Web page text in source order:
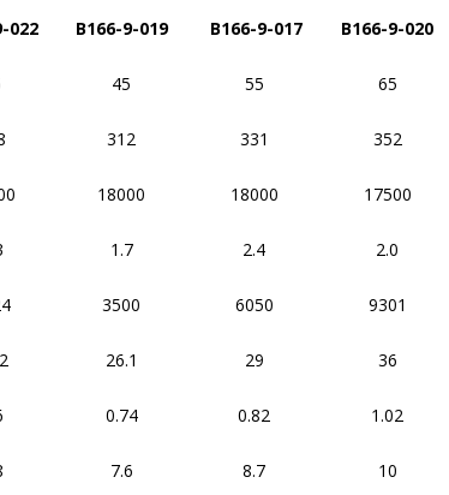
022 B166-9-019 B166-9-017 B166-9-020
45 55 65
312 331 352
18000 18000 17500
1.7 2.4 2.0
3500 6050 9301
26.1 29 36
0.74 0.82 1.02
7.6 8.7 10